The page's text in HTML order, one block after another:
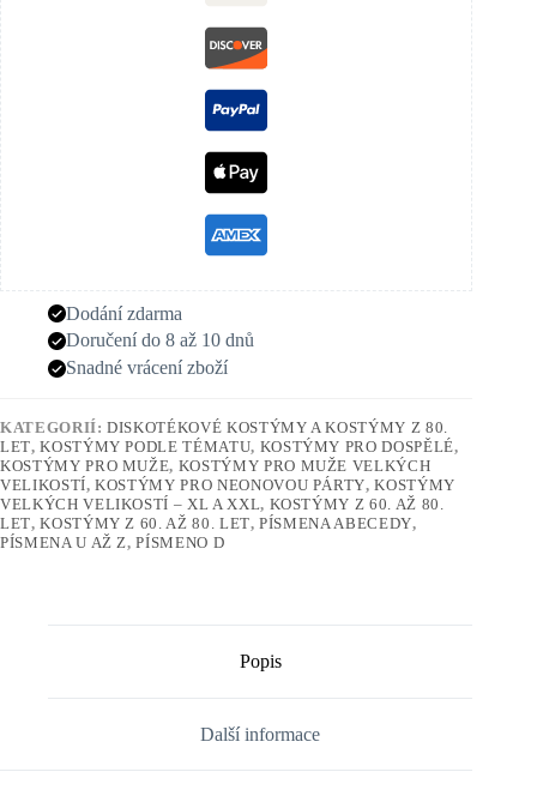
Dodání zdarma
Doručení do 8 až 10 dnů
Snadné vrácení zboží
KATEGORIÍ:DISKOTÉKOVÉ KOSTÝMY A KOSTÝMY Z 80.
LET,KOSTÝMY PODLE TÉMATU, KOSTÝMY PRO DOSPĚLÉ,
KOSTÝMY PRO MUŽE, KOSTÝMY PRO MUŽE VELKÝCH
VELIKOSTÍ,KOSTÝMY PRO NEONOVOU PÁRTY,KOSTÝMY
VELKÝCH VELIKOSTÍ – XL A XXL, KOSTÝMY Z 60. AŽ 80.
LET,KOSTÝMY Z 60. AŽ 80. LET,PÍSMENA ABECEDY,
PÍSMENA U AŽ Z,PÍSMENO D
Popis
Další informace